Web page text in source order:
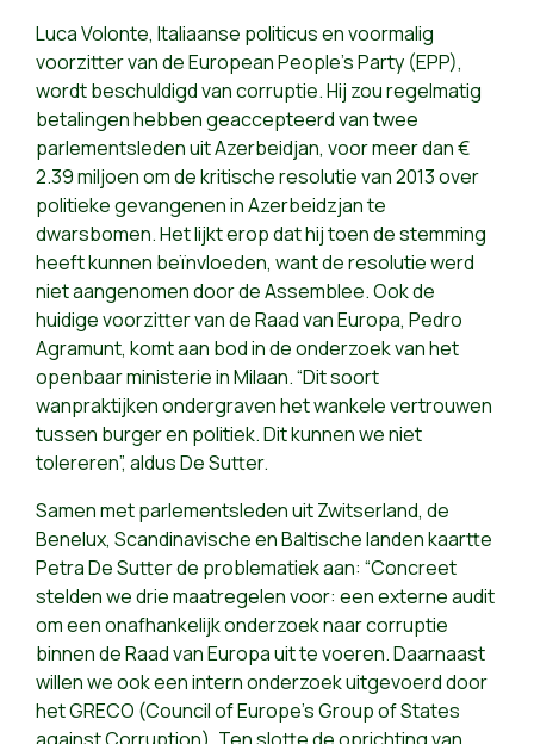
Luca Volonte, Italiaanse politicus en voormalig
voorzitter van de European People's Party (EPP),
wordt beschuldigd van corruptie. Hij zou regelmatig
betalingen hebben geaccepteerd van twee
parlementsleden uit Azerbeidjan, voor meer dan €
2.39 miljoen om de kritische resolutie van 2013 over
politieke gevangenen in Azerbeidzjan te
dwarsbomen. Het lijkt erop dat hij toen de stemming
heeft kunnen beïnvloeden, want de resolutie werd
niet aangenomen door de Assemblee. Ook de
huidige voorzitter van de Raad van Europa, Pedro
Agramunt, komt aan bod in de onderzoek van het
openbaar ministerie in Milaan. “Dit soort
wanpraktijken ondergraven het wankele vertrouwen
tussen burger en politiek. Dit kunnen we niet
tolereren”, aldus De Sutter.
Samen met parlementsleden uit Zwitserland, de
Benelux, Scandinavische en Baltische landen kaartte
Petra De Sutter de problematiek aan: “Concreet
stelden we drie maatregelen voor: een externe audit
om een onafhankelijk onderzoek naar corruptie
binnen de Raad van Europa uit te voeren. Daarnaast
willen we ook een intern onderzoek uitgevoerd door
het GRECO (Council of Europe’s Group of States